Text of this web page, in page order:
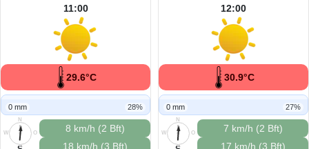
11:00
29.6°C
0 mm 28%
N
O
S
W
8 km/h (2 Bft)
18 km/h (3 Bft)
12:00
30.9°C
0 mm 27%
N
O
S
W
7 km/h (2 Bft)
17 km/h (3 Bft)